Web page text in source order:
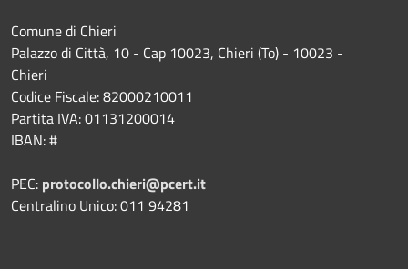
Comune di Chieri
Palazzo di Città, 10 - Cap 10023, Chieri (To) - 10023 -
Chieri
Codice Fiscale: 82000210011
Partita IVA: 01131200014
IBAN: #
PEC: protocollo.chieri@pcert.it
Centralino Unico: 011 94281